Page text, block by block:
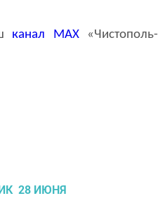
канал MAX«Чистополь-
28 ИЮНЯ